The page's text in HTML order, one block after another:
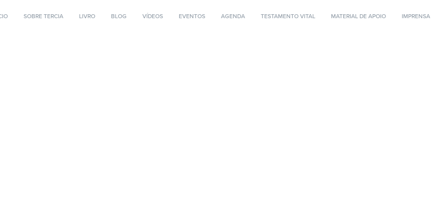
SOBRE TERCIA LIVRO BLOG VÍDEOS EVENTOS AGENDA TESTAMENTO VITAL MATERIAL DE APOIO IMPRENSA